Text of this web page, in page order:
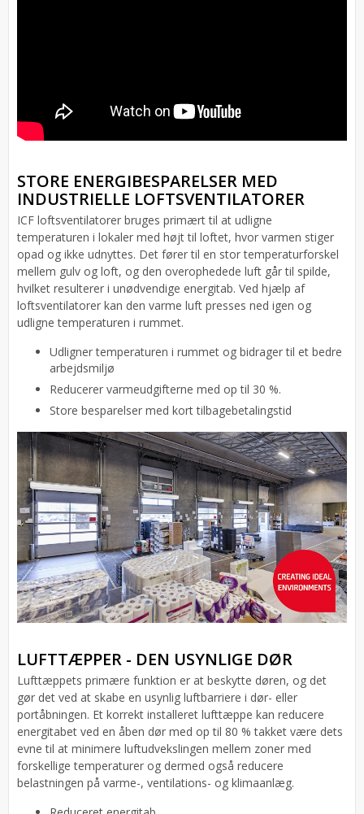
STORE ENERGIBESPARELSER MED
INDUSTRIELLE LOFTSVENTILATORER
ICF loftsventilatorer bruges primært til at udligne
temperaturen i lokaler med højt til loftet, hvor varmen stiger
opad og ikke udnyttes. Det fører til en stor temperaturforskel
mellem gulv og loft, og den overophedede luft går til spilde,
hvilket resulterer i unødvendige energitab. Ved hjælp af
loftsventilatorer kan den varme luft presses ned igen og
udligne temperaturen i rummet.
Udligner temperaturen i rummet og bidrager til et bedre
arbejdsmiljø
Reducerer varmeudgifterne med op til 30 %.
Store besparelser med kort tilbagebetalingstid
LUFTTÆPPER - DEN USYNLIGE DØR
Lufttæppets primære funktion er at beskytte døren, og det
gør det ved at skabe en usynlig luftbarriere i dør- eller
portåbningen. Et korrekt installeret lufttæppe kan reducere
energitabet ved en åben dør med op til 80 % takket være dets
evne til at minimere luftudvekslingen mellem zoner med
forskellige temperaturer og dermed også reducere
belastningen på varme-, ventilations- og klimaanlæg.